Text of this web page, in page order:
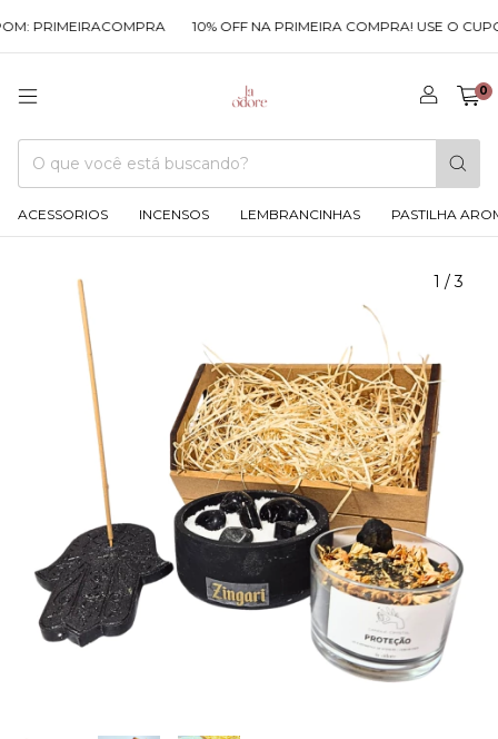
PRIMEIRACOMPRA 10% OFF NA PRIMEIRA COMPRA! USE O
0
ACESSORIOS INCENSOS LEMBRANCINHAS PASTILHA
1 /3